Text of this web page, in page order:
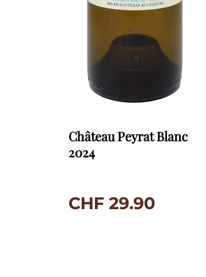
Château Peyrat Blanc
2024
CHF 29.90